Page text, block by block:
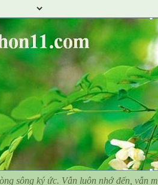
sông ký ức. Vẫn luôn nhớ đến, vẫn